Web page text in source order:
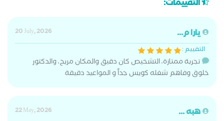
التقييمات:
يارا م...
20 July, 2026
التقييم :
تجربة ممتازة، التشخيص كان دقيق والمكان مريح، والدكتور
خلوق وفاهم شغله كويس جداً و المواعيد دقيقة
هبه ...
22 May, 2026